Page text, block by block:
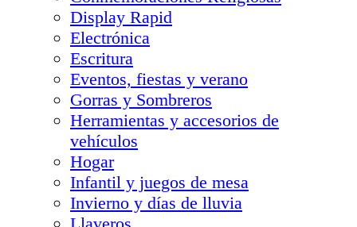
Display Rapid
Electrónica
Escritura
Eventos, fiestas y verano
Gorras y Sombreros
Herramientas y accesorios de
vehículos
Hogar
Infantil y juegos de mesa
Invierno y días de lluvia